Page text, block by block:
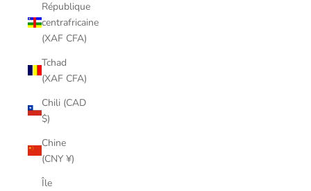
République
centrafricaine
(XAF CFA)
Tchad
(XAF CFA)
Chili (CAD
$)
Chine
(CNY ¥)
Île